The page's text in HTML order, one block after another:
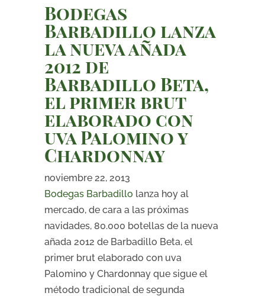
Bodegas
Barbadillo lanza
la nueva añada
2012 de
Barbadillo Beta,
el primer brut
elaborado con
uva Palomino y
Chardonnay
noviembre 22, 2013
Bodegas Barbadillo lanza hoy al
mercado, de cara a las próximas
navidades, 80.000 botellas de la nueva
añada 2012 de Barbadillo Beta, el
primer brut elaborado con uva
Palomino y Chardonnay que sigue el
método tradicional de segunda